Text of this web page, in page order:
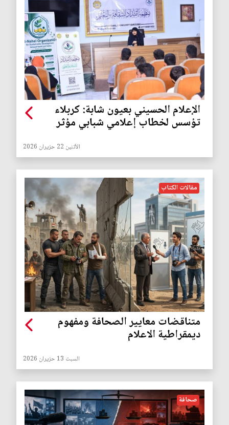
الإعلام الحسيني بعيون شابة: كربلاء
تؤسس لخطاب إعلامي شبابي مؤثر
الأثنين 22 حزيران 2026
مقالات الكتاب
متناقضات معايير الصحافة ومفهوم
ديمقراطية الاعلام
السبت 13 حزيران 2026
صحافة